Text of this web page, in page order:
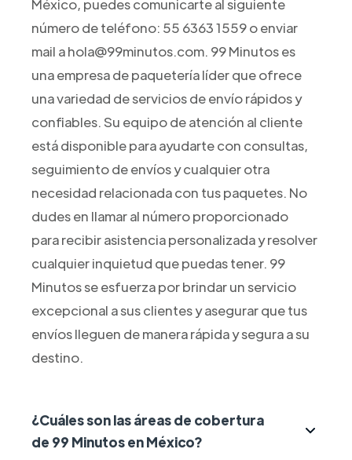
México, puedes comunicarte al siguiente
número de teléfono: 55 6363 1559 o enviar
mail a hola@99minutos.com. 99 Minutos es
una empresa de paquetería líder que ofrece
una variedad de servicios de envío rápidos y
confiables. Su equipo de atención al cliente
está disponible para ayudarte con consultas,
seguimiento de envíos y cualquier otra
necesidad relacionada con tus paquetes. No
dudes en llamar al número proporcionado
para recibir asistencia personalizada y resolver
cualquier inquietud que puedas tener. 99
Minutos se esfuerza por brindar un servicio
excepcional a sus clientes y asegurar que tus
envíos lleguen de manera rápida y segura a su
destino.
¿Cuáles son las áreas de cobertura
de 99 Minutos en México?